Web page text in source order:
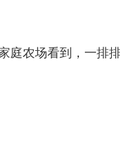
庭农场看到，一排